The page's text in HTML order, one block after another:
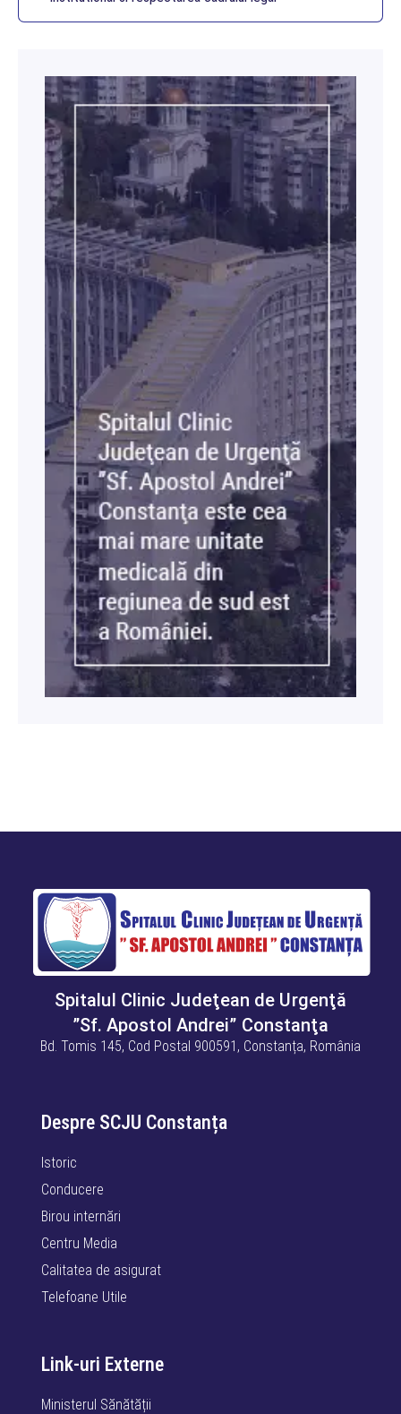
Spitalul Clinic Judeţean de Urgenţă
”Sf. Apostol Andrei” Constanţa
Bd. Tomis 145, Cod Postal 900591, Constanța, România
Despre SCJU Constanța
Istoric
Conducere
Birou internări
Centru Media
Calitatea de asigurat
Telefoane Utile
Link-uri Externe
Ministerul Sănătății